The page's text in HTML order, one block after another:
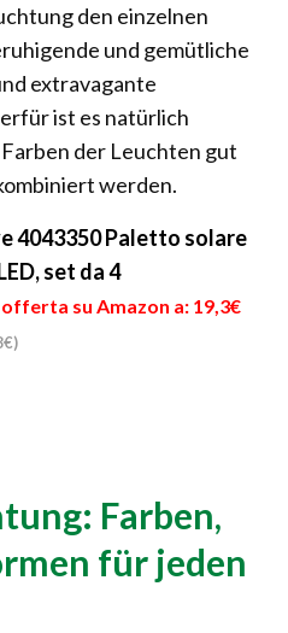
den einzelnen
und gemütliche
extravagante
ist es natürlich
der Leuchten gut
werden.
4043350 Paletto solare
set da 4
offerta su Amazon a: 19,3€
Farben,
für jeden